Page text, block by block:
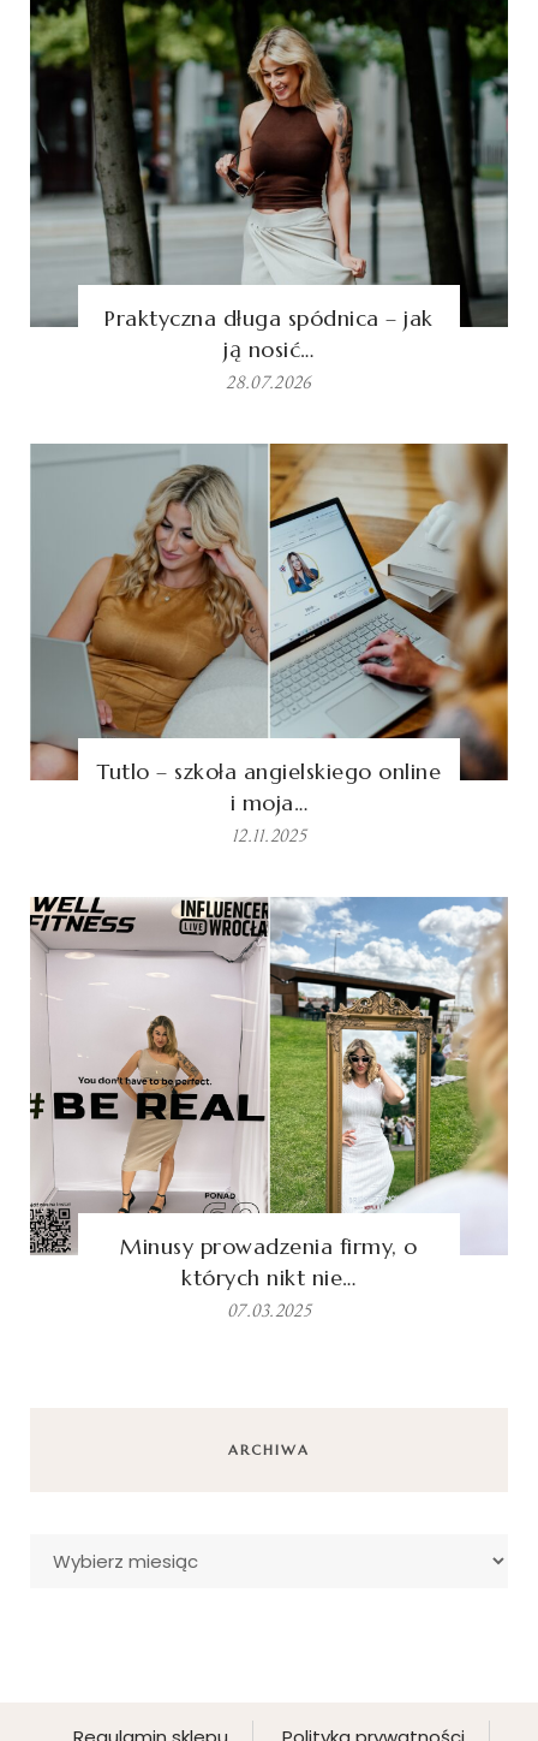
Praktyczna długa spódnica – jak
ją nosić…
28.07.2026
Tutlo – szkoła angielskiego online
i moja…
12.11.2025
Minusy prowadzenia firmy, o
których nikt nie…
07.03.2025
ARCHIWA